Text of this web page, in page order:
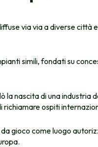
via via a diverse
simili, fondati su
la nascita di una industria
richiamare ospiti
gioco come luogo